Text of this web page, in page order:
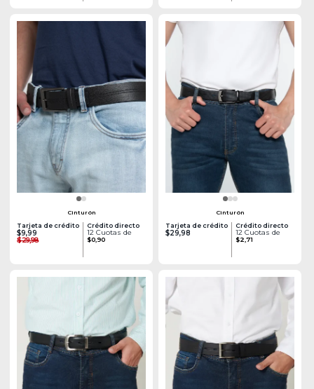
Cinturón
Tarjeta de crédito
$9,99
$29,98
Crédito directo
12 Cuotas de
$0,90
Cinturón
Tarjeta de crédito
$29,98
Crédito directo
12 Cuotas de
$2,71